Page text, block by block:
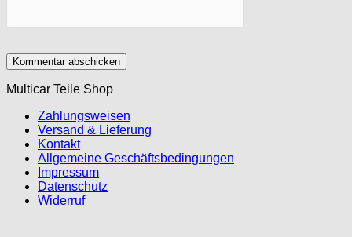
Multicar Teile Shop
Zahlungsweisen
Versand & Lieferung
Kontakt
Allgemeine Geschäftsbedingungen
Impressum
Datenschutz
Widerruf